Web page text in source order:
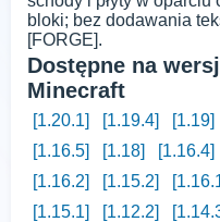
bloki; bez dodawania
[FORGE].
Dostępne na
Minecraft
[1.20.1] [1.19.4] [1.19]
[1.16.5]
[1.18] [1.16.4]
[1.16.2]
[1.15.2]
[1.15.1]
[1.12.2]